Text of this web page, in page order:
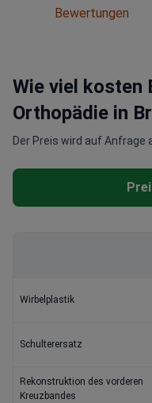
Bewertungen
Wie viel kosten
Orthopädie in
Der Preis wird auf Anfrage
Wirbelplastik
Schulterersatz
Rekonstruktion des vorderen
Kreuzbandes